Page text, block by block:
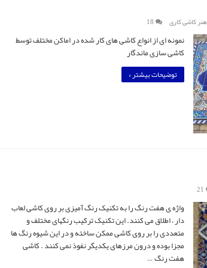
هنر کاشی کاری 18
نمونه ای از انواع کاشی های کار شده در اماکن مختلف توسط
کاشی سازی ماندگار
توضیحات بیشتر »
21
واژه ی هفت رنگ را به تکنیک رنگ آمیزی بر روی کاشی لعاب
دار ، اطلاق می کنند. این تکنیک ترکیب رنگهای مختلف و
متعددی را بر روی کاشی ممکن ساخته و در این شیوه رنگ ها
مجزا بوده و درون مرزهای یکدیگر نفوذ نمی کنند . کاشی
هفت رنگ …